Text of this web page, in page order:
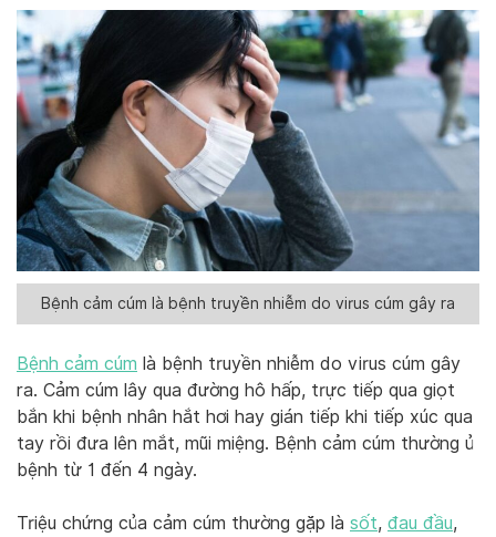
Bệnh cảm cúm là bệnh truyền nhiễm do virus cúm gây ra
Bệnh cảm cúm là bệnh truyền nhiễm do virus cúm gây
ra. Cảm cúm lây qua đường hô hấp, trực tiếp qua giọt
bắn khi bệnh nhân hắt hơi hay gián tiếp khi tiếp xúc qua
tay rồi đưa lên mắt, mũi miệng. Bệnh cảm cúm thường ủ
bệnh từ 1 đến 4 ngày.
Triệu chứng của cảm cúm thường gặp là sốt, đau đầu,